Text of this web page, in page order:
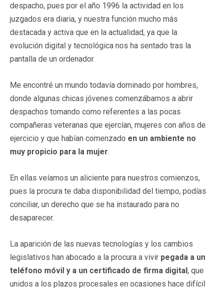
despacho, pues por el año 1996 la actividad en los
juzgados era diaria, y nuestra función mucho más
destacada y activa que en la actualidad, ya que la
evolución digital y tecnológica nos ha sentado tras la
pantalla de un ordenador.
Me encontré un mundo todavía dominado por hombres,
donde algunas chicas jóvenes comenzábamos a abrir
despachos tomando como referentes a las pocas
compañeras veteranas que ejercían, mujeres con años de
ejercicio y que habían comenzado en un ambiente no
muy propicio para la mujer.
En ellas veíamos un aliciente para nuestros comienzos,
pues la procura te daba disponibilidad del tiempo, podías
conciliar, un derecho que se ha instaurado para no
desaparecer.
La aparición de las nuevas tecnologías y los cambios
legislativos han abocado a la procura a vivir pegada a un
teléfono móvil y a un certificado de firma digital, que
unidos a los plazos procesales en ocasiones hace difícil